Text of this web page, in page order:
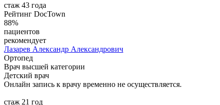
стаж 43 года
Рейтинг DocTown
88%
пациентов
рекомендует
Лазарев Александр Александрович
Ортопед
Врач высшей категории
Детский врач
Онлайн запись к врачу временно не осуществляется.
стаж 21 год